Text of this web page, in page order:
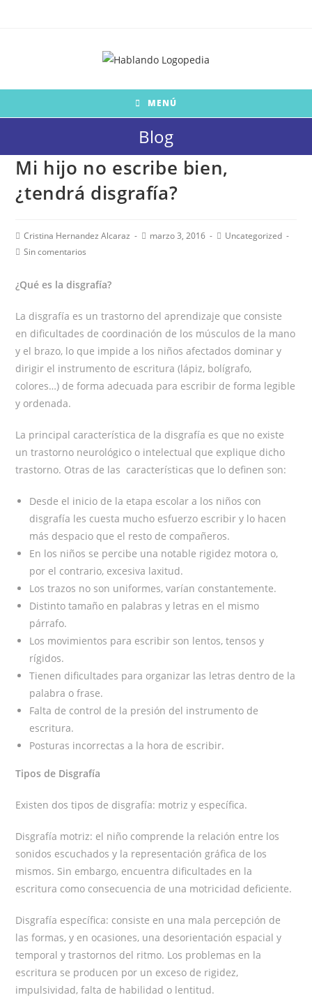
MENÚ
Blog
Mi hijo no escribe bien,
¿tendrá disgrafía?
Autor
de
Cristina Hernandez Alcaraz
Publicación
marzo 3, 2016
Categoría
Uncategorized
Comentarios
entrada:
Sin comentarios
¿Qué es la disgrafía?
La disgrafía es un trastorno del aprendizaje que consiste
en dificultades de coordinación de los músculos de la mano
y el brazo, lo que impide a los niños afectados dominar y
dirigir el instrumento de escritura (lápiz, bolígrafo,
colores…) de forma adecuada para escribir de forma legible
y ordenada.
La principal característica de la disgrafía es que no existe
un trastorno neurológico o intelectual que explique dicho
trastorno. Otras de las características que lo definen son:
Desde el inicio de la etapa escolar a los niños con
disgrafía les cuesta mucho esfuerzo escribir y lo hacen
más despacio que el resto de compañeros.
En los niños se percibe una notable rigidez motora o,
por el contrario, excesiva laxitud.
Los trazos no son uniformes, varían constantemente.
Distinto tamaño en palabras y letras en el mismo
párrafo.
Los movimientos para escribir son lentos, tensos y
rígidos.
Tienen dificultades para organizar las letras dentro de la
palabra o frase.
Falta de control de la presión del instrumento de
escritura.
Posturas incorrectas a la hora de escribir.
Tipos de Disgrafía
Existen dos tipos de disgrafía: motriz y específica.
Disgrafía motriz: el niño comprende la relación entre los
sonidos escuchados y la representación gráfica de los
mismos. Sin embargo, encuentra dificultades en la
escritura como consecuencia de una motricidad deficiente.
Disgrafía específica: consiste en una mala percepción de
las formas, y en ocasiones, una desorientación espacial y
temporal y trastornos del ritmo. Los problemas en la
escritura se producen por un exceso de rigidez,
impulsividad, falta de habilidad o lentitud.